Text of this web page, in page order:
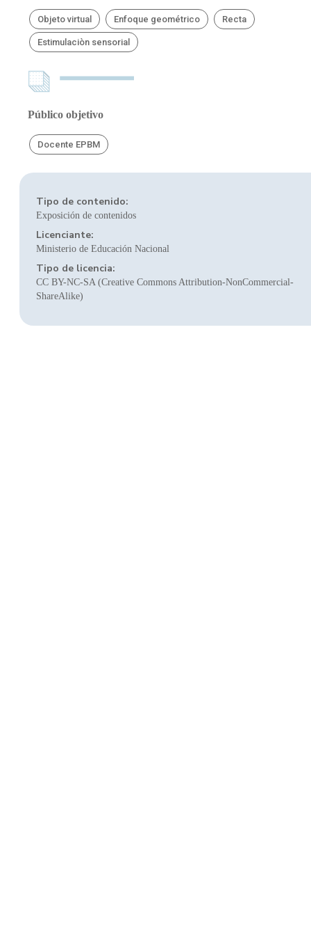
Objeto virtual Enfoque geométrico Recta
Estimulaciòn sensorial
Público objetivo
Docente EPBM
Tipo de contenido:
Exposición de contenidos
Licenciante:
Ministerio de Educación Nacional
Tipo de licencia:
CC BY-NC-SA (Creative Commons Attribution-NonCommercial-
ShareAlike)